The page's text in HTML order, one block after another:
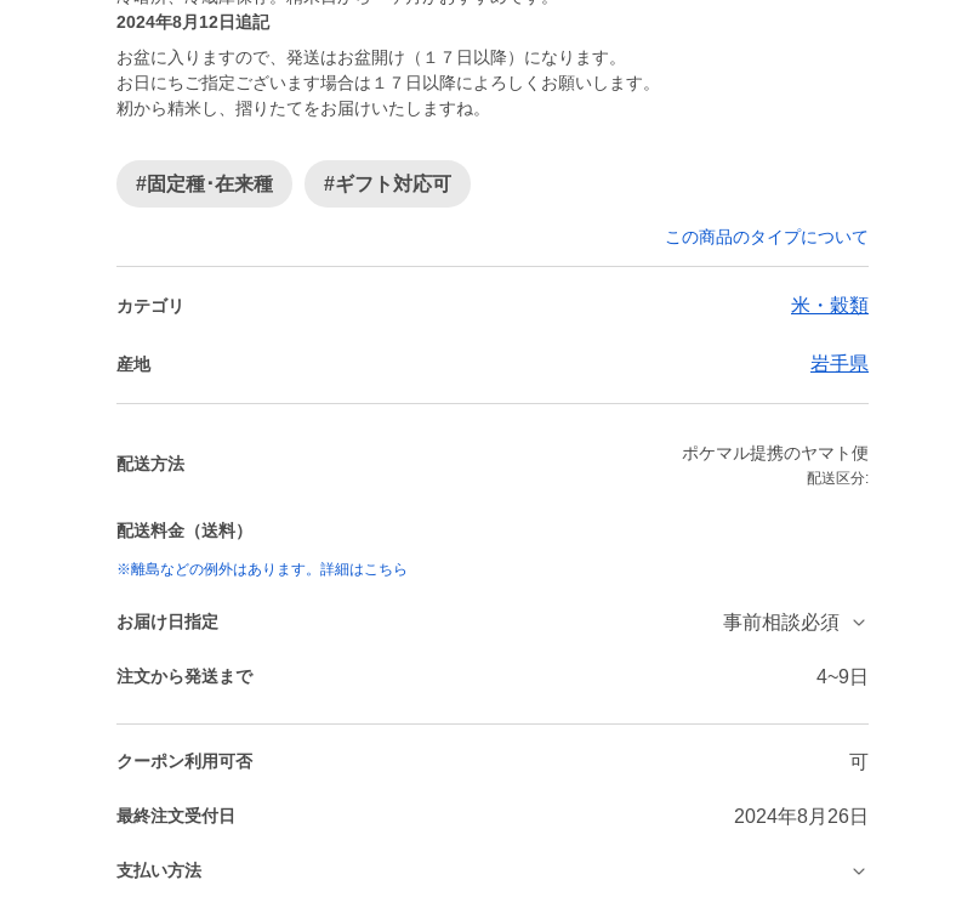
2024年8月12日追記
お盆に入りますので、発送はお盆開け（１７日以降）になります。
お日にちご指定ございます場合は１７日以降によろしくお願いします。
籾から精米し、摺りたてをお届けいたしますね。
#固定種･在来種 #ギフト対応可
この商品のタイプについて
カテゴリ 米・穀類
産地 岩手県
配送方法
ポケマル提携のヤマト便
配送区分:
配送料金（送料）
※離島などの例外はあります。詳細はこちら
お届け日指定 事前相談必須
注文から発送まで 4~9日
クーポン利用可否 可
最終注文受付日 2024年8月26日
支払い方法